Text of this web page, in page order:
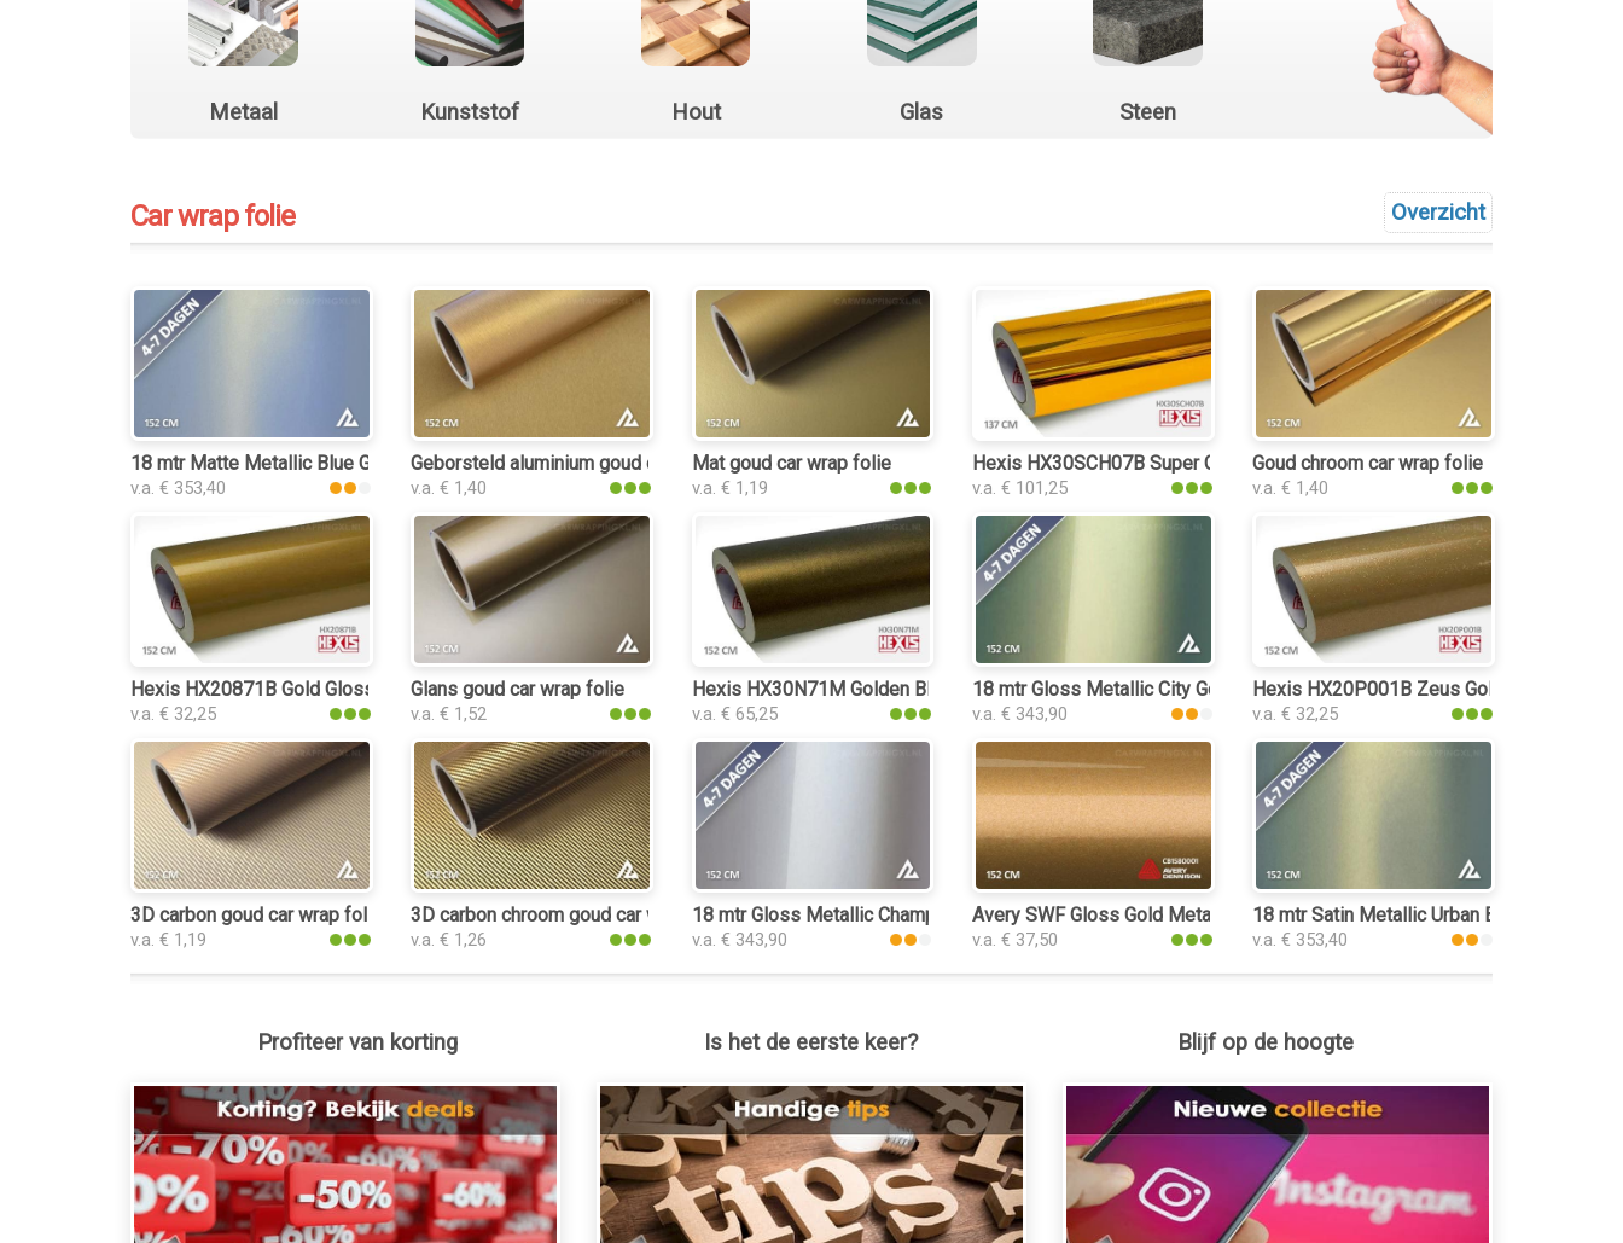
Metaal Kunststof Hout Glas Steen
Overzicht
Car wrap folie
18 mtr Matte Metallic Blue Gold 3082 car wrap folie
v.a. € 353,40
Geborsteld aluminium goud car wrap folie
v.a. € 1,40
Mat goud car wrap folie
v.a. € 1,19
Hexis HX30SCH07B Super Chrome Gold Gloss car wrap folie
v.a. € 101,25
Goud chroom car wrap folie
v.a. € 1,40
Hexis HX20871B Gold Gloss car wrap folie
v.a. € 32,25
Glans goud car wrap folie
v.a. € 1,52
Hexis HX30N71M Golden Black Matt car wrap folie
v.a. € 65,25
18 mtr Gloss Metallic City Gold Shift 3166 car wrap folie
v.a. € 343,90
Hexis HX20P001B Zeus Gold Gloss car
v.a. € 32,25
3D carbon goud car wrap folie
v.a. € 1,19
3D carbon chroom goud car wrap folie
v.a. € 1,26
18 mtr Gloss Metallic Champagne Gold 3055 car wrap folie
v.a. € 343,90
Avery SWF Gloss Gold Metallic car wrap folie
v.a. € 37,50
18 mtr Satin Metallic Urban Bamboo 3102
v.a. € 353,40
Profiteer van korting Is het de eerste keer? Blijf op de hoogte